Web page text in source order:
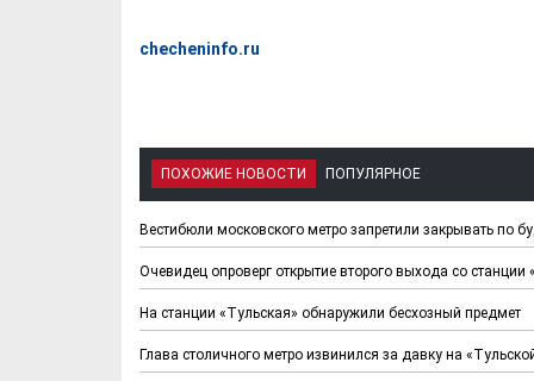
checheninfo.ru
ПОХОЖИЕ НОВОСТИ ПОПУЛЯРНОЕ
Вестибюли московского метро запретили закрывать по
Очевидец опроверг открытие второго выхода со станции
На станции «Тульская» обнаружили бесхозный предмет
Глава столичного метро извинился за давку на